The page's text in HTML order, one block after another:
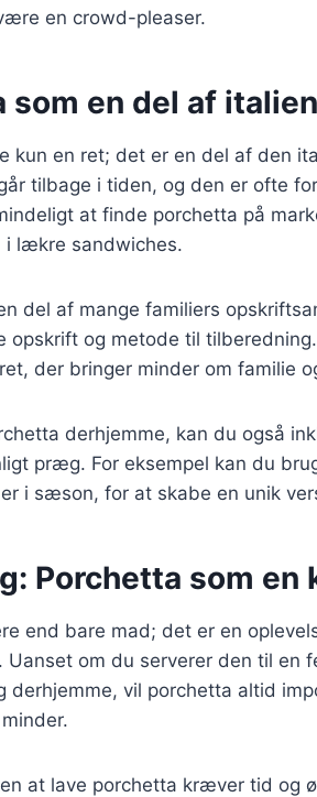
en crowd-pleaser.
som en del af
kun en ret; det er en del af den
tilbage i tiden, og den er ofte
at finde porchetta på
i lækre sandwiches.
del af mange familiers
opskrift og metode til
der bringer minder om familie
derhjemme, kan du også
præg. For eksempel kan du
i sæson, for at skabe en unik
Porchetta som en
end bare mad; det er en
om du serverer den til en
derhjemme, vil porchetta altid
at lave porchetta kræver tid og